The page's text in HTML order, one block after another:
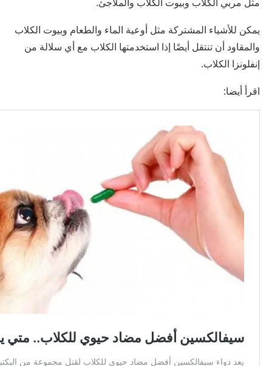
يمكن للأشياء المشتركة مثل أوعية الماء والطعام وبيوت الكلاب
والمقاود أن تنتقل أيضًا إذا استخدمتها الكلاب مع أي سلالة من
إنفلونزا الكلاب.
اقرأ أيضا: